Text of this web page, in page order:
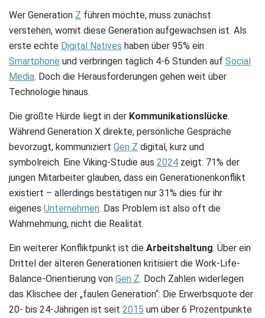
Wer Generation Z führen möchte, muss zunächst
verstehen, womit diese Generation aufgewachsen ist. Als
erste echte Digital Natives haben über 95% ein
Smartphone und verbringen täglich 4-6 Stunden auf Social
Media. Doch die Herausforderungen gehen weit über
Technologie hinaus.
Die größte Hürde liegt in der Kommunikationslücke.
Während Generation X direkte, persönliche Gespräche
bevorzugt, kommuniziert Gen Z digital, kurz und
symbolreich. Eine Viking-Studie aus 2024 zeigt: 71% der
jungen Mitarbeiter glauben, dass ein Generationenkonflikt
existiert – allerdings bestätigen nur 31% dies für ihr
eigenes Unternehmen. Das Problem ist also oft die
Wahrnehmung, nicht die Realität.
Ein weiterer Konfliktpunkt ist die Arbeitshaltung. Über ein
Drittel der älteren Generationen kritisiert die Work-Life-
Balance-Orientierung von Gen Z. Doch Zahlen widerlegen
das Klischee der „faulen Generation“: Die Erwerbsquote der
20- bis 24-Jährigen ist seit 2015 um über 6 Prozentpunkte